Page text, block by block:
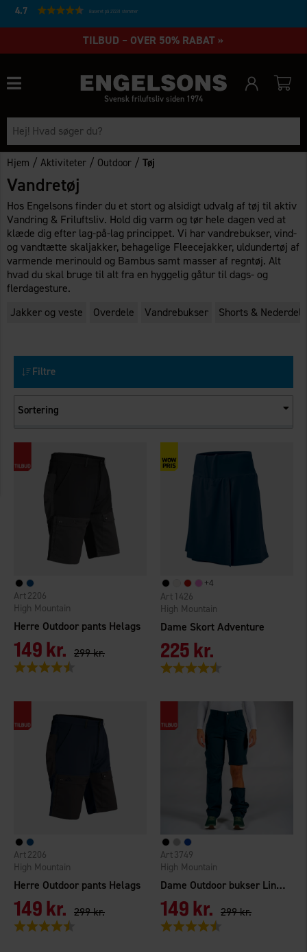
4.7 Baseret på 27231 stemmer
TILBUD – OVER 50% RABAT »
Svensk friluftsliv siden 1974
Hjem /Aktiviteter / Outdoor /Tøj
Vandretøj
Hos Engelsons finder du et stort og alsidigt udvalg af tøj til aktiv
Vandring & Friluftsliv. Hold dig varm og tør hele dagen ved at
klæde dig efter lag-på-lag princippet. Vi har vandrebukser, vind-
og vandtætte skaljakker, behagelige Fleecejakker, uldundertøj af
varmende merinould og Bambus samt masser af regntøj. Alt
hvad du skal bruge til alt fra en hyggelig gåtur til dags- og
flerdagesture.
Jakker og veste
Overdele Vandrebukser Shorts & Nederdele
Filtre
Sortering
Herre Outdoor pants Helags
High Mountain
2206
149 kr. 299 kr.
Vurdering:
+4
Dame Skort Adventure
High Mountain
1426
225 kr.
Vurdering:
Herre Outdoor pants Helags
High Mountain
2206
149 kr. 299 kr.
Vurdering:
Dame Outdoor bukser Lindö Zip-off
High Mountain
3749
149 kr. 299 kr.
Vurdering: